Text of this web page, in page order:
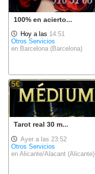
100% en acierto...
Hoy a las 14:51
Otros Servicios
en Barcelona (Barcelona)
5€
Tarot real 30 m...
Ayer a las 23:52
Otros Servicios
en Alicante/Alacant (Alicante)